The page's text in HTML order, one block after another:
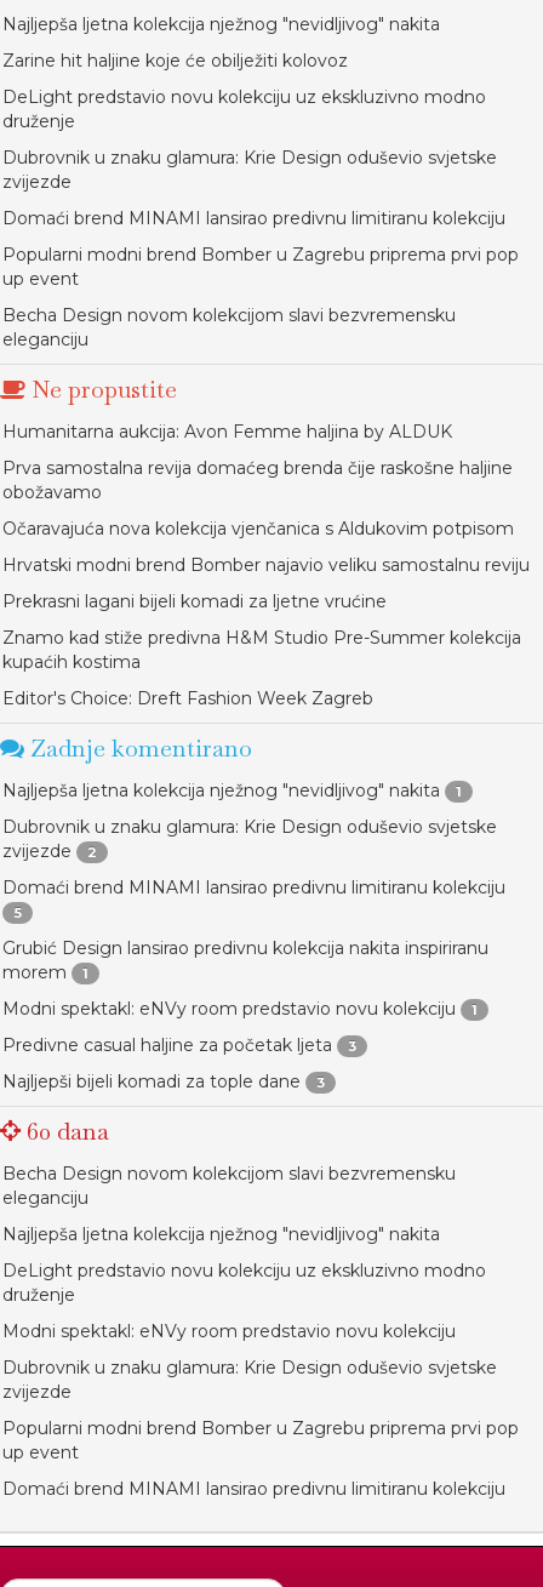
Najljepša ljetna kolekcija nježnog "nevidljivog" nakita
Zarine hit haljine koje će obilježiti kolovoz
DeLight predstavio novu kolekciju uz ekskluzivno modno
druženje
Dubrovnik u znaku glamura: Krie Design oduševio svjetske
zvijezde
Domaći brend MINAMI lansirao predivnu limitiranu kolekciju
Popularni modni brend Bomber u Zagrebu priprema prvi pop
up event
Becha Design novom kolekcijom slavi bezvremensku
eleganciju
Ne propustite
Humanitarna aukcija: Avon Femme haljina by ALDUK
Prva samostalna revija domaćeg brenda čije raskošne haljine
obožavamo
Očaravajuća nova kolekcija vjenčanica s Aldukovim potpisom
Hrvatski modni brend Bomber najavio veliku samostalnu reviju
Prekrasni lagani bijeli komadi za ljetne vrućine
Znamo kad stiže predivna H&M Studio Pre-Summer kolekcija
kupaćih kostima
Editor's Choice: Dreft Fashion Week Zagreb
Zadnje komentirano
Najljepša ljetna kolekcija nježnog "nevidljivog" nakita 1
Dubrovnik u znaku glamura: Krie Design oduševio svjetske
zvijezde
2
Domaći brend MINAMI lansirao predivnu limitiranu kolekciju
5
Grubić Design lansirao predivnu kolekcija nakita inspiriranu
morem
1
Modni spektakl: eNVy room predstavio novu kolekciju 1
Predivne casual haljine za početak ljeta 3
Najljepši bijeli komadi za tople dane 3
60 dana
Becha Design novom kolekcijom slavi bezvremensku
eleganciju
Najljepša ljetna kolekcija nježnog "nevidljivog" nakita
DeLight predstavio novu kolekciju uz ekskluzivno modno
druženje
Modni spektakl: eNVy room predstavio novu kolekciju
Dubrovnik u znaku glamura: Krie Design oduševio svjetske
zvijezde
Popularni modni brend Bomber u Zagrebu priprema prvi pop
up event
Domaći brend MINAMI lansirao predivnu limitiranu kolekciju